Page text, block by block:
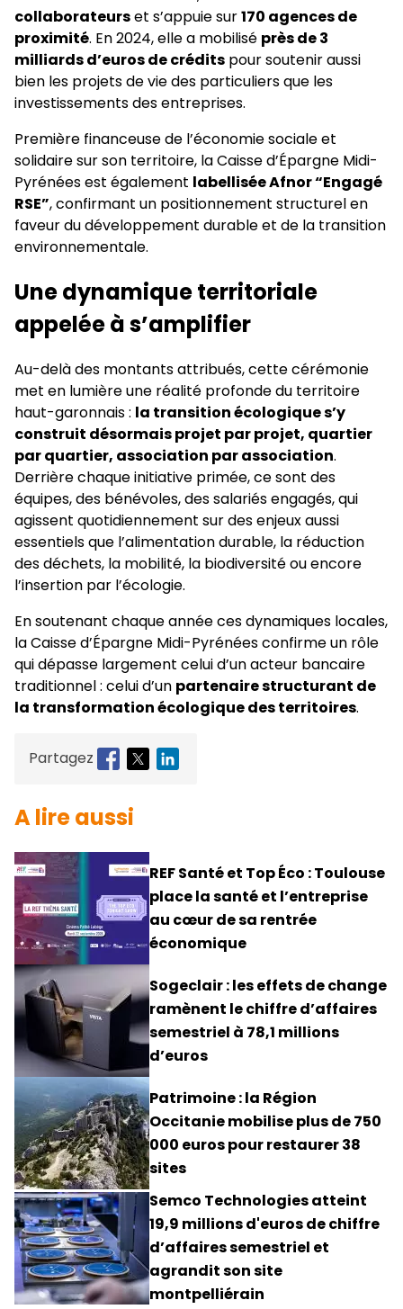
collaborateurset s’appuie sur170 agences de
proximité. En 2024, elle a mobilisé près de 3
milliards d’euros de crédits pour soutenir aussi
bien les projets de vie des particuliers que les
investissements des entreprises.
Première financeuse de l’économie sociale et
solidaire sur son territoire, la Caisse d’Épargne Midi-
Pyrénées est également labellisée Afnor “Engagé
RSE”, confirmant un positionnement structurel en
faveur du développement durable et de la transition
environnementale.
Une dynamique territoriale
appelée à s’amplifier
Au-delà des montants attribués, cette cérémonie
met en lumière une réalité profonde du territoire
haut-garonnais : la transition écologique s’y
construit désormais projet par projet, quartier
par quartier, association par association.
Derrière chaque initiative primée, ce sont des
équipes, des bénévoles, des salariés engagés, qui
agissent quotidiennement sur des enjeux aussi
essentiels que l’alimentation durable, la réduction
des déchets, la mobilité, la biodiversité ou encore
l’insertion par l’écologie.
En soutenant chaque année ces dynamiques locales,
la Caisse d’Épargne Midi-Pyrénées confirme un rôle
qui dépasse largement celui d’un acteur bancaire
traditionnel : celui d’un partenaire structurant de
la transformation écologique des territoires.
Partagez
A lire aussi
REF Santé et Top Éco : Toulouse
place la santé et l’entreprise
au cœur de sa rentrée
économique
Sogeclair : les effets de change
ramènent le chiffre d’affaires
semestriel à 78,1 millions
d’euros
Patrimoine : la Région
Occitanie mobilise plus de 750
000 euros pour restaurer 38
sites
Semco Technologies atteint
19,9 millions d'euros de chiffre
d’affaires semestriel et
agrandit son site
montpelliérain